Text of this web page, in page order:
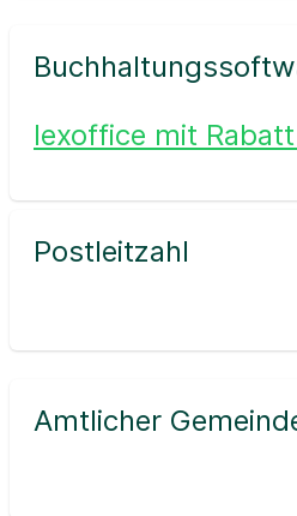
lexoffice mit
Postleitzahl
Amtlicher